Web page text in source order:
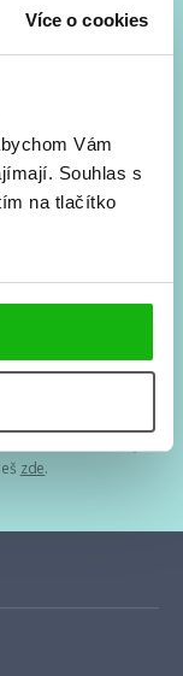
Více o cookies
Vám
Souhlas s
na tlačítko
do mailu!
osobních údajů
si
zde.